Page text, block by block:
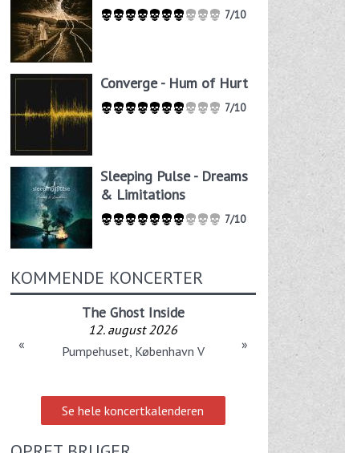
7/10
Converge - Hum of Hurt
7/10
Sleeping Pulse - Dreams
& Limitations
7/10
KOMMENDE KONCERTER
The Ghost Inside
12. august 2026
Pumpehuset, København V
« »
Se hele koncertkalenderen